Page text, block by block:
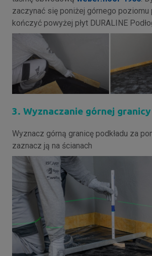
zaczynać się poniżej górnego poziomu
kończyć powyżej płyt DURALINE
3. Wyznaczanie górnej granicy
Wyznacz górną granicę podkładu za
zaznacz ją na ścianach